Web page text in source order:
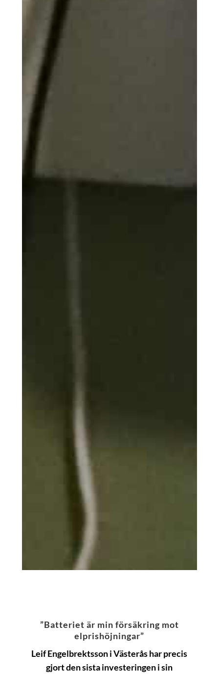
”Batteriet är min försäkring mot
elprishöjningar”
Leif Engelbrektsson i Västerås har precis
gjort den sista investeringen i sin